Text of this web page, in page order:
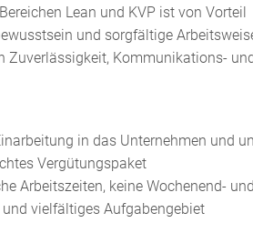
Lean und KVP ist von Vorteil
und sorgfältige
Zuverlässigkeit, Kommunikations-
in das Unternehmen und
Vergütungspaket
Arbeitszeiten, keine Wochenend-
vielfältiges Aufgabengebiet